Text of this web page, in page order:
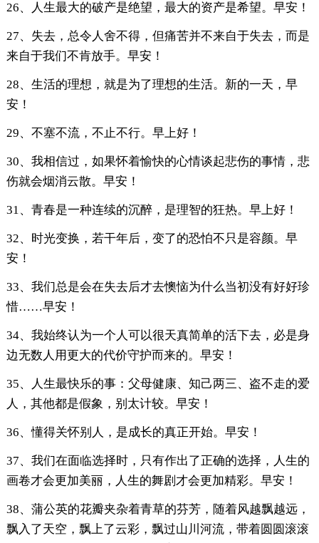
26、人生最大的破产是绝望，最大的资产是希望。早安！
27、失去，总令人舍不得，但痛苦并不来自于失去，而是
来自于我们不肯放手。早安！
28、生活的理想，就是为了理想的生活。新的一天，早
安！
29、不塞不流，不止不行。早上好！
30、我相信过，如果怀着愉快的心情谈起悲伤的事情，悲
伤就会烟消云散。早安！
31、青春是一种连续的沉醉，是理智的狂热。早上好！
32、时光变换，若干年后，变了的恐怕不只是容颜。早
安！
33、我们总是会在失去后才去懊恼为什么当初没有好好珍
惜……早安！
34、我始终认为一个人可以很天真简单的活下去，必是身
边无数人用更大的代价守护而来的。早安！
35、人生最快乐的事：父母健康、知己两三、盗不走的爱
人，其他都是假象，别太计较。早安！
36、懂得关怀别人，是成长的真正开始。早安！
37、我们在面临选择时，只有作出了正确的选择，人生的
画卷才会更加美丽，人生的舞剧才会更加精彩。早安！
38、蒲公英的花瓣夹杂着青草的芬芳，随着风越飘越远，
飘入了天空，飘上了云彩，飘过山川河流，带着圆圆滚滚